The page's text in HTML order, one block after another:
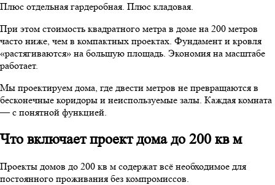
Плюс отдельная гардеробная. Плюс кладовая.
При этом стоимость квадратного метра в доме на 200 метров
часто ниже, чем в компактных проектах. Фундамент и кровля
«растягиваются» на большую площадь. Экономия на масштабе
работает.
Мы проектируем дома, где двести метров не превращаются в
бесконечные коридоры и неиспользуемые залы. Каждая комната
— с понятной функцией.
Что включает проект дома до 200 кв м
Проекты домов до 200 кв м содержат всё необходимое для
постоянного проживания без компромиссов.